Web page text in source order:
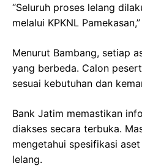
“Seluruh proses lelang
melalui KPKNL
Menurut Bambang, setiap
yang berbeda. Calon
sesuai kebutuhan dan
Bank Jatim memastikan
diakses secara terbuka.
mengetahui spesifikasi
lelang.